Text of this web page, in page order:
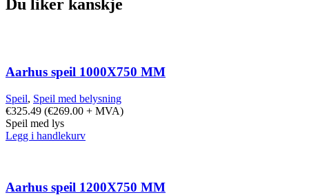
Du liker kanskje
Aarhus speil 1000X750 MM
Speil, Speil med belysning
€325.49 (€269.00 + MVA)
Speil med lys
Legg i handlekurv
Aarhus speil 1200X750 MM